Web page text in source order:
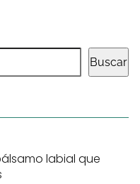
Buscar
labial que